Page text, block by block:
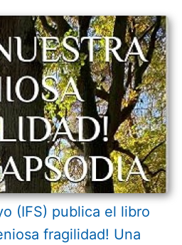
(IFS) publica el libro
fragilidad! Una